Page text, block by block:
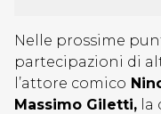
Nelle prossime
partecipazioni di
l’attore comico
Massimo Giletti,